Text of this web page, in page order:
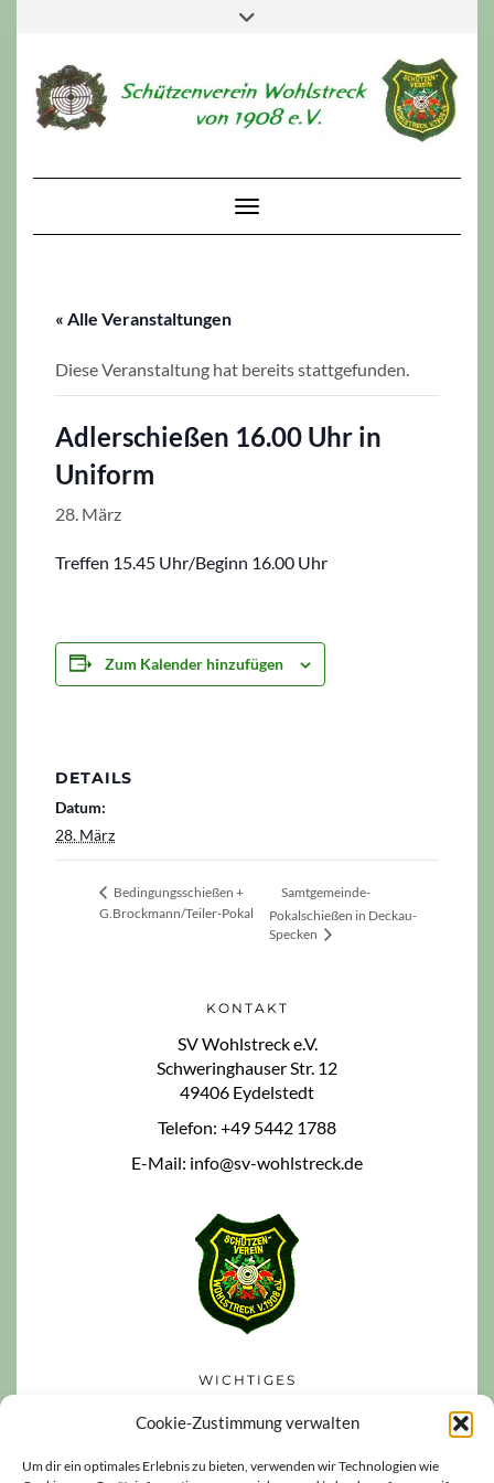
Cookie-Zustimmung verwalten
Um dir ein optimales Erlebnis zu bieten, verwenden wir Technologien wie
Toggle Navigation
« Alle Veranstaltungen
Diese Veranstaltung hat bereits stattgefunden.
Adlerschießen 16.00 Uhr in
Uniform
28. März
Treffen 15.45 Uhr/Beginn 16.00 Uhr
Zum Kalender hinzufügen
DETAILS
Datum:
28. März
Bedingungsschießen +
G.Brockmann/Teiler-Pokal
Samtgemeinde-
Pokalschießen in Deckau-
Specken
KONTAKT
SV Wohlstreck e.V.
Schweringhauser Str. 12
49406 Eydelstedt
Telefon: +49 5442 1788
E-Mail: info@sv-wohlstreck.de
WICHTIGES
Datenschutzerklärung
Impressum